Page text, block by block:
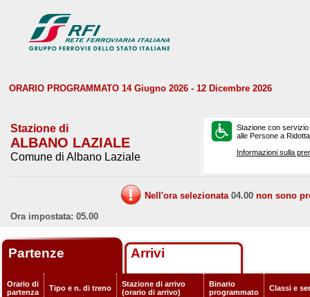
ORARIO PROGRAMMATO 14 Giugno 2026 - 12 Dicembre 2026
Stazione di
ALBANO LAZIALE
Comune di Albano Laziale
Stazione con
alle Persone a
Informazioni sulla
Nell'ora selezionata 04.00 non sono
Ora impostata: 05.00
Partenze Arrivi
Orario di
partenza
Tipo e n. di treno
Stazione di arrivo
(orario di arrivo)
Binario
programmato
Classi e